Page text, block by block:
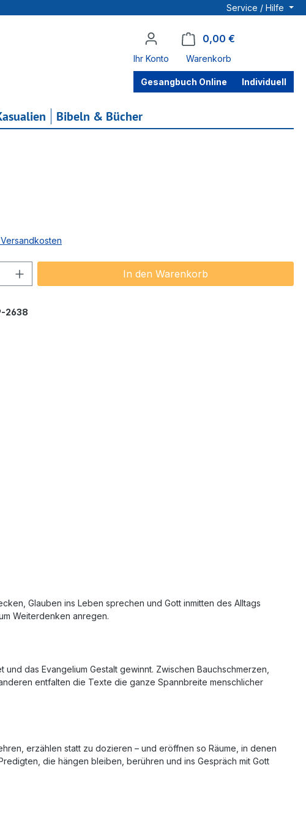
Service / Hilfe
Ihr Konto
0,00 €
Warenkorb
Gesangbuch Online Individuell
Bibeln & Bücher
Gib den gewünschten Wert ein oder
In den Warenkorb
2638
Glauben ins Leben sprechen und Gott inmitten des Alltags
Weiterdenken anregen.
das Evangelium Gestalt gewinnt. Zwischen Bauchschmerzen,
entfalten die Texte die ganze Spannbreite menschlicher
erzählen statt zu dozieren – und eröffnen so Räume, in denen
die hängen bleiben, berühren und ins Gespräch mit Gott